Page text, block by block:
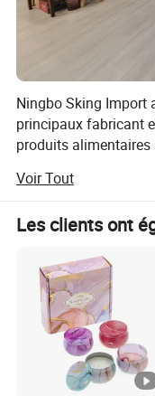
Ningbo Sking Import
principaux fabricant
produits
aliments en conserve
Nous sommes
alimentaire
d'exportation
conserve de fruits,
variété de fruits
Fondée sur
de contrôle de
expédition service
Voir Tout
Les clients ont